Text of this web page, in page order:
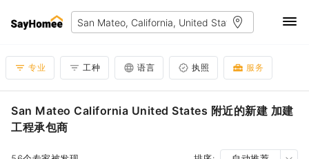
专业 工种 语言 执照 服务
San Mateo California United States 附近的新建 加建
工程承包商